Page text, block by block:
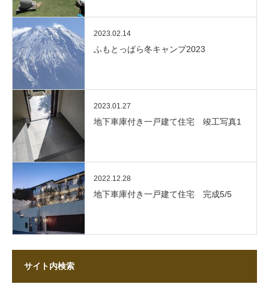
2023.02.14
ふもとっぱら冬キャンプ2023
2023.01.27
地下車庫付き一戸建て住宅 竣工写真1
2022.12.28
地下車庫付き一戸建て住宅 完成5/5
サイト内検索